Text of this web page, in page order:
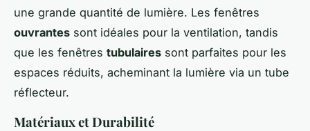
une grande quantité de lumière. Les fenêtres
ouvrantes sont idéales pour la ventilation, tandis
que les fenêtres tubulaires sont parfaites pour les
espaces réduits, acheminant la lumière via un tube
réflecteur.
Matériaux et Durabilité